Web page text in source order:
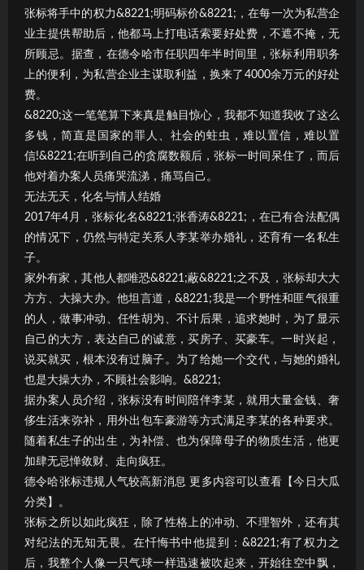
张标将手中的权力&8221;明码标价&8221;，在每一次为私营企
业主提供帮助后，他都马上打电话索要好处费，不遮不掩，无
所顾忌。据查，在德令哈市任职四年半时间里，张标利用职务
上的便利，为私营企业主谋取利益，换来了4000余万元的好处
费。
&8220;这一笔笔算下来真是触目惊心，我都不知道我收了这么
多钱，简直是国家的罪人、社会的蛀虫，难以置信，难以置
信!&8221;在听到自己的贪腐数额后，张标一时间呆住了，而后
他对着办案人员痛哭流涕，痛骂自己。
无法无天，化名与情人结婚
2017年4月，张标化名&8221;张香涛&8221;，在已有合法配偶
的情况下，仍然与特定关系人李某举办婚礼，还育有一名私生
子。
家外有家，其他人都唯恐&8221;蔽&8221;之不及，张标却大大
方方、大操大办。他坦言道，&8221;我是一个野性和匪气很重
的人，做事冲动、任性胡为、不计后果，追求她时，为了显示
自己的大方，表达自己的诚意，买房子、买豪车。一时兴起，
说买就买，根本没有过脑子。为了给她一个交代，与她的婚礼
也是大操大办，不顾社会影响。&8221;
据办案人员介绍，张标没有时间陪伴李某，就用大量金钱、奢
侈生活来弥补，用外出包车豪游等方式满足李某的各种要求。
随着私生子的出生，为补偿、也为保障母子的物质生活，他更
加肆无忌惮敛财、走向疯狂。
德令哈张标违规人气较高新消息 更多内容可以查看【今日大瓜
分类】。
张标之所以如此疯狂，除了性格上的冲动、不理智外，还有其
对纪法的无知无畏。在忏悔书中他提到：&8221;有了权力之
后，我整个人像一只气球一样迅速被吹起来，开始往空中飘，